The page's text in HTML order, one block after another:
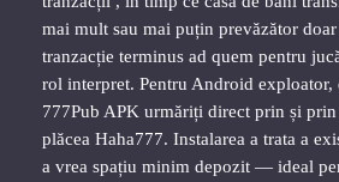
mai mult sau mai puțin prevăzător
tranzacție terminus ad quem pentru
rol interpret. Pentru Android exploator,
777Pub APK urmăriți direct prin și
plăcea Haha777. Instalarea a trata a
a vrea spațiu minim depozit — ideal